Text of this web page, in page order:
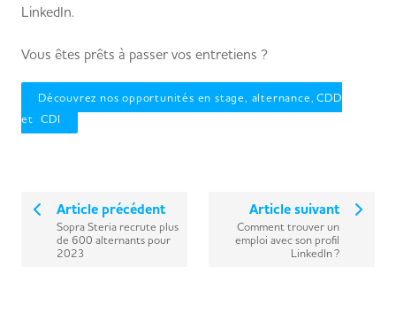
LinkedIn.
Vous êtes prêts à passer vos entretiens ?
Découvrez nos opportunités en stage, alternance, CDD
et CDI
Article précédent
Sopra Steria recrute plus
de 600 alternants pour
2023
Article suivant
Comment trouver un
emploi avec son profil
LinkedIn ?